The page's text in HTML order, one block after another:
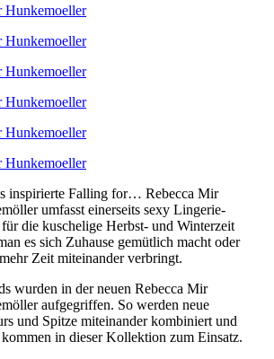
inspirierte Falling for… Rebecca Mir
umfasst einerseits sexy Lingerie-
die kuschelige Herbst- und Winterzeit
es sich Zuhause gemütlich macht oder
Zeit miteinander verbringt.
wurden in der neuen Rebecca Mir
aufgegriffen. So werden neue
und Spitze miteinander kombiniert und
in dieser Kollektion zum Einsatz.